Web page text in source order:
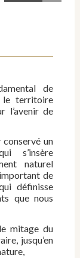
de
le territoire
l’avenir de
conservé un
s’insère
naturel
de
définisse
que nous
mitage du
jusqu’en